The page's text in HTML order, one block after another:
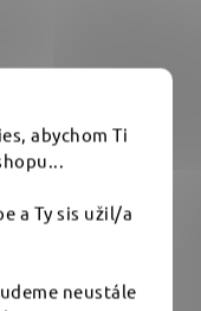
abychom Ti
a Ty sis užil/a
neustále
mikrovláknový